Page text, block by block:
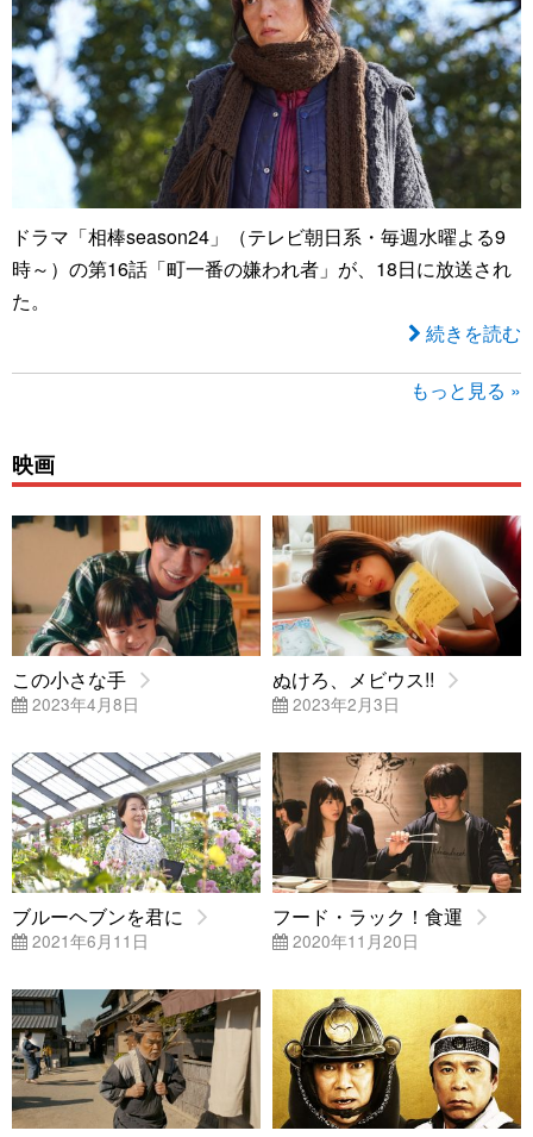
ドラマ「相棒season24」（テレビ朝日系・毎週水曜よる9
時～）の第16話「町一番の嫌われ者」が、18日に放送され
た。
続きを読む
もっと見る »
映画
この小さな手
2023年4月8日
ぬけろ、メビウス!!
2023年2月3日
ブルーヘブンを君に
2021年6月11日
フード・ラック！食運
2020年11月20日